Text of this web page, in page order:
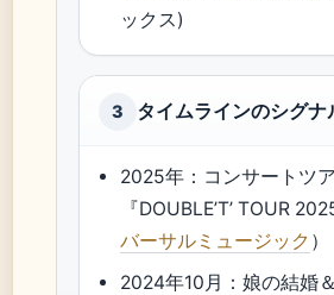
ックス)
3 タイムラインのシグナ
2025年：コンサートツ
『DOUBLE’T’ TOUR
バーサルミュージック ）
2024年10月：娘の結婚